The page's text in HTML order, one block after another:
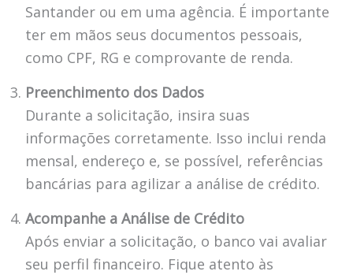
Santander ou em uma agência. É importante
ter em mãos seus documentos pessoais,
como CPF, RG e comprovante de renda.
Preenchimento dos Dados
Durante a solicitação, insira suas
informações corretamente. Isso inclui renda
mensal, endereço e, se possível, referências
bancárias para agilizar a análise de crédito.
Acompanhe a Análise de Crédito
Após enviar a solicitação, o banco vai avaliar
seu perfil financeiro. Fique atento às